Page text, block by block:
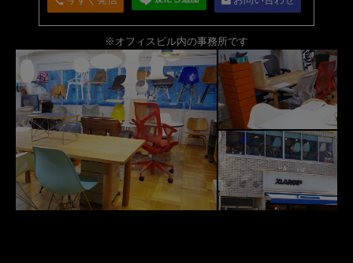
※オフィスビル内の事務所です